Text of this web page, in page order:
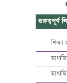
গুরুত্বপূর্ণ
শিক্ষা